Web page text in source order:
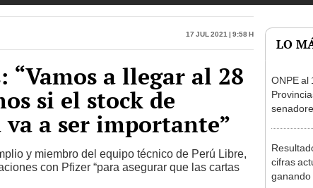
17 Jul 2021 | 9:58 h
“Vamos a llegar al 28
si el stock de
va a ser importante”
y miembro del equipo técnico de Perú Libre,
con Pfizer “para asegurar que las cartas
LO
ONPE al
cifras
ganando